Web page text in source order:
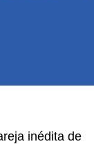
inédita de